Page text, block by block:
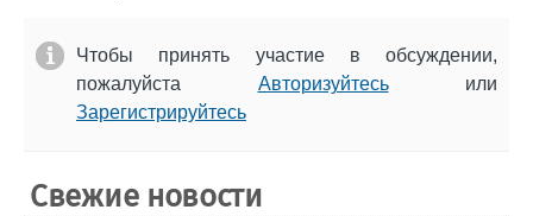
Чтобы принять участие в обсуждении,
пожалуйста Авторизуйтесьили
Зарегистрируйтесь
Свежие новости